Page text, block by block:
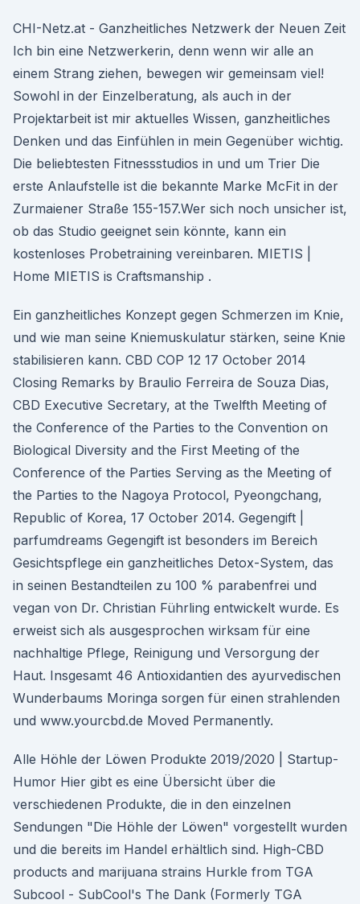
CHI-Netz.at - Ganzheitliches Netzwerk der Neuen Zeit
Ich bin eine Netzwerkerin, denn wenn wir alle an
einem Strang ziehen, bewegen wir gemeinsam viel!
Sowohl in der Einzelberatung, als auch in der
Projektarbeit ist mir aktuelles Wissen, ganzheitliches
Denken und das Einfühlen in mein Gegenüber wichtig.
Die beliebtesten Fitnessstudios in und um Trier Die
erste Anlaufstelle ist die bekannte Marke McFit in der
Zurmaiener Straße 155-157.Wer sich noch unsicher ist,
ob das Studio geeignet sein könnte, kann ein
kostenloses Probetraining vereinbaren. MIETIS |
Home MIETIS is Craftsmanship .
Ein ganzheitliches Konzept gegen Schmerzen im Knie,
und wie man seine Kniemuskulatur stärken, seine Knie
stabilisieren kann. CBD COP 12 17 October 2014
Closing Remarks by Braulio Ferreira de Souza Dias,
CBD Executive Secretary, at the Twelfth Meeting of
the Conference of the Parties to the Convention on
Biological Diversity and the First Meeting of the
Conference of the Parties Serving as the Meeting of
the Parties to the Nagoya Protocol, Pyeongchang,
Republic of Korea, 17 October 2014. Gegengift |
parfumdreams Gegengift ist besonders im Bereich
Gesichtspflege ein ganzheitliches Detox-System, das
in seinen Bestandteilen zu 100 % parabenfrei und
vegan von Dr. Christian Führling entwickelt wurde. Es
erweist sich als ausgesprochen wirksam für eine
nachhaltige Pflege, Reinigung und Versorgung der
Haut. Insgesamt 46 Antioxidantien des ayurvedischen
Wunderbaums Moringa sorgen für einen strahlenden
und www.yourcbd.de Moved Permanently.
Alle Höhle der Löwen Produkte 2019/2020 | Startup-
Humor Hier gibt es eine Übersicht über die
verschiedenen Produkte, die in den einzelnen
Sendungen "Die Höhle der Löwen" vorgestellt wurden
und die bereits im Handel erhältlich sind. High-CBD
products and marijuana strains Hurkle from TGA
Subcool - SubCool's The Dank (Formerly TGA